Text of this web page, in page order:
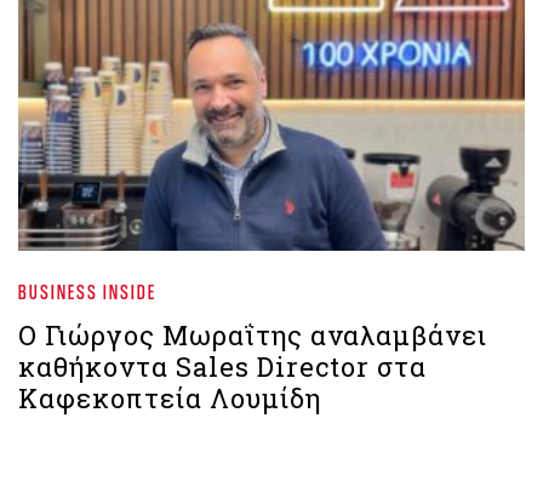
BUSINESS INSIDE
Ο Γιώργος Μωραΐτης αναλαμβάνει
καθήκοντα Sales Director στα
Καφεκοπτεία Λουμίδη